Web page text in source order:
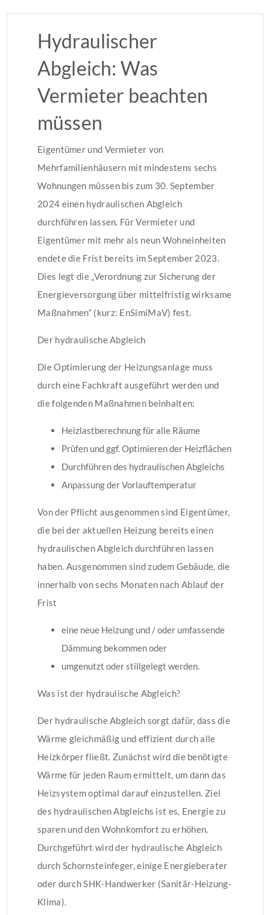
Hydraulischer
Abgleich: Was
Vermieter beachten
müssen
Eigentümer und Vermieter von
Mehrfamilienhäusern mit mindestens sechs
Wohnungen müssen bis zum 30. September
2024 einen hydraulischen Abgleich
durchführen lassen. Für Vermieter und
Eigentümer mit mehr als neun Wohneinheiten
endete die Frist bereits im September 2023.
Dies legt die „Verordnung zur Sicherung der
Energieversorgung über mittelfristig wirksame
Maßnahmen“ (kurz: EnSimiMaV) fest.
Der hydraulische Abgleich
Die Optimierung der Heizungsanlage muss
durch eine Fachkraft ausgeführt werden und
die folgenden Maßnahmen beinhalten:
Heizlastberechnung für alle Räume
Prüfen und ggf. Optimieren der Heizflächen
Durchführen des hydraulischen Abgleichs
Anpassung der Vorlauftemperatur
Von der Pflicht ausgenommen sind Eigentümer,
die bei der aktuellen Heizung bereits einen
hydraulischen Abgleich durchführen lassen
haben. Ausgenommen sind zudem Gebäude, die
innerhalb von sechs Monaten nach Ablauf der
Frist
eine neue Heizung und / oder umfassende
Dämmung bekommen oder
umgenutzt oder stillgelegt werden.
Was ist der hydraulische Abgleich?
Der hydraulische Abgleich sorgt dafür, dass die
Wärme gleichmäßig und effizient durch alle
Heizkörper fließt. Zunächst wird die benötigte
Wärme für jeden Raum ermittelt, um dann das
Heizsystem optimal darauf einzustellen. Ziel
des hydraulischen Abgleichs ist es, Energie zu
sparen und den Wohnkomfort zu erhöhen.
Durchgeführt wird der hydraulische Abgleich
durch Schornsteinfeger, einige Energieberater
oder durch SHK-Handwerker (Sanitär-Heizung-
Klima).